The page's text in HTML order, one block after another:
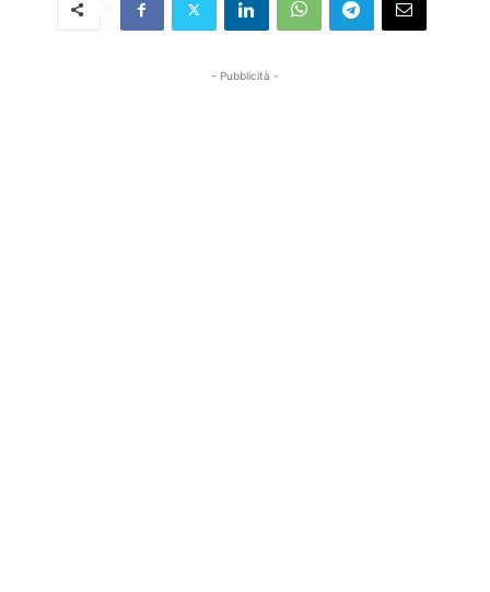
- Pubblicità -